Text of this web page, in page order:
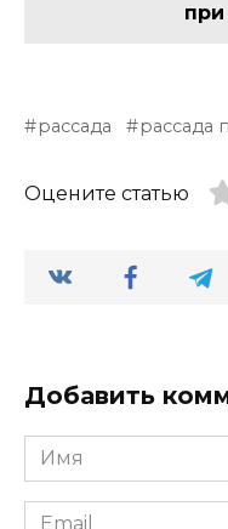
рассада рассада
Оцените статью
Добавить
Имя
*
Email